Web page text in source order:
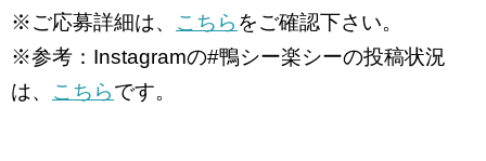
※ご応募詳細は、 こちら をご確認下さい。
※参考：Instagramの#鴨シー楽シーの投稿状況
は、 こちらです。